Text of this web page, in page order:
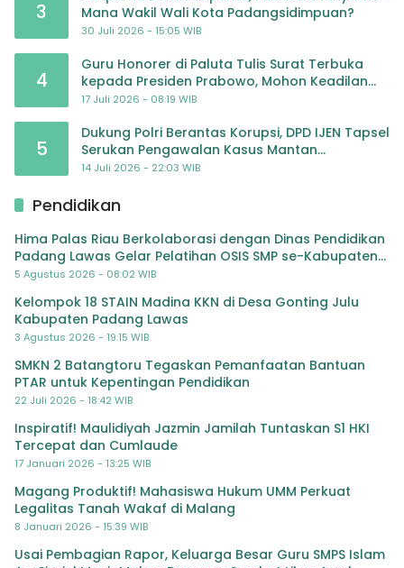
3
Mana Wakil Wali Kota Padangsidimpuan?
30 Juli 2026 - 15:05 WIB
4
Guru Honorer di Paluta Tulis Surat Terbuka
kepada Presiden Prabowo, Mohon Keadilan
atas Dugaan Kriminalisasi
17 Juli 2026 - 08:19 WIB
5
Dukung Polri Berantas Korupsi, DPD IJEN Tapsel
Serukan Pengawalan Kasus Mantan
Jampidsus hingga Tuntas
14 Juli 2026 - 22:03 WIB
Pendidikan
Hima Palas Riau Berkolaborasi dengan Dinas Pendidikan
Padang Lawas Gelar Pelatihan OSIS SMP se-Kabupaten
Padang Lawas
5 Agustus 2026 - 08:02 WIB
Kelompok 18 STAIN Madina KKN di Desa Gonting Julu
Kabupaten Padang Lawas
3 Agustus 2026 - 19:15 WIB
SMKN 2 Batangtoru Tegaskan Pemanfaatan Bantuan
PTAR untuk Kepentingan Pendidikan
22 Juli 2026 - 18:42 WIB
Inspiratif! Maulidiyah Jazmin Jamilah Tuntaskan S1 HKI
Tercepat dan Cumlaude
17 Januari 2026 - 13:25 WIB
Magang Produktif! Mahasiswa Hukum UMM Perkuat
Legalitas Tanah Wakaf di Malang
8 Januari 2026 - 15:39 WIB
Usai Pembagian Rapor, Keluarga Besar Guru SMPS Islam